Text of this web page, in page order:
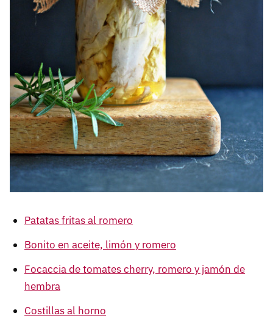
Patatas fritas al romero
Bonito en aceite, limón y romero
Focaccia de tomates cherry, romero y jamón de
hembra
Costillas al horno